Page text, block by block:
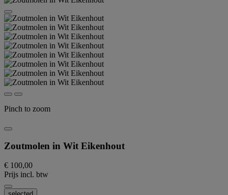
Pinch to zoom
Zoutmolen in Wit Eikenhout
€ 100,00
Prijs incl. btw